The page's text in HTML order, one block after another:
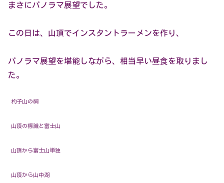
まさにパノラマ展望でした。
この日は、山頂でインスタントラーメンを作り、
パノラマ展望を堪能しながら、相当早い昼食を取りまし
た。
杓子山の祠
山頂の標識と富士山
山頂から富士山単独
山頂から山中湖